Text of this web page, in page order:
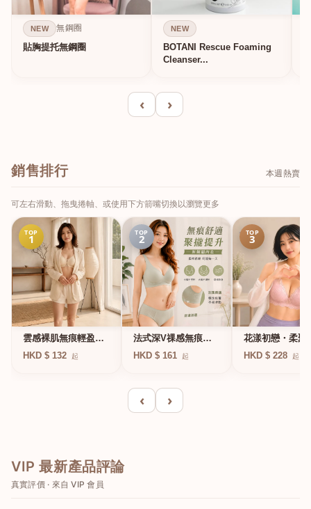
NEW 無鋼圈
貼胸提托無鋼圈
NEW
BOTANI Rescue Foaming
Cleanser...
‹ ›
銷售排行 本週熱賣
可左右滑動、拖曳捲軸、或使用下方箭嘴切換以瀏覽更多
TOP
1
雲感裸肌無痕輕盈無
鋼圈內衣
HKD $ 132 起
TOP
2
法式深V祼感無痕果
凍軟支撐條無鋼圈內
HKD $ 161 起
TOP
3
花漾初戀・柔聚
圈蕾絲內衣
HKD $ 228 起
‹ ›
VIP 最新產品評論
真實評價 · 來自 VIP 會員